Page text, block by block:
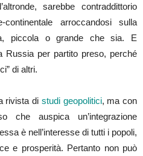
sarebbe contraddittorio
continentale arroccandosi sulla
piccola o grande che sia. E
Russia per partito preso, perché
di altri.
rivista di studi geopolitici, ma con
che auspica un’integrazione
è nell’interesse di tutti i popoli,
e prosperità. Pertanto non può